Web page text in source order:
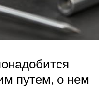
путем, о нем